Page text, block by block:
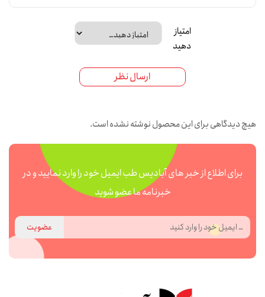
امتیاز
دهید
ارسال نظر
هیچ دیدگاهی برای این محصول نوشته نشده است.
برای اطلاع از خبر های آبادیس طب ایمیل خود را وارد نمایید و در
خبرنامه ما عضو شوید
عضویت